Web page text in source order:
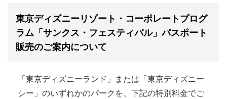
東京ディズニーリゾート・コーポレートプログ
ラム「サンクス・フェスティバル」パスポート
販売のご案内について
「東京ディズニーランド」または「東京ディズニー
シー」のいずれかのパークを、下記の特別料金でご